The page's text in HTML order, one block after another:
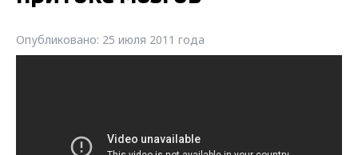
Опубликовано: 25 июля 2011 года